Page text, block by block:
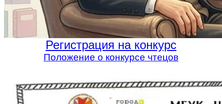
Регистрация на конкурс
Положение о конкурсе чтецов